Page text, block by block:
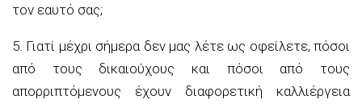
τον εαυτό σας;
5. Γιατί μέχρι σήμερα δεν μας λέτε ως οφείλετε, πόσοι
από τους δικαιούχους και πόσοι από τους
απορριπτόμενους έχουν διαφορετική καλλιέργεια